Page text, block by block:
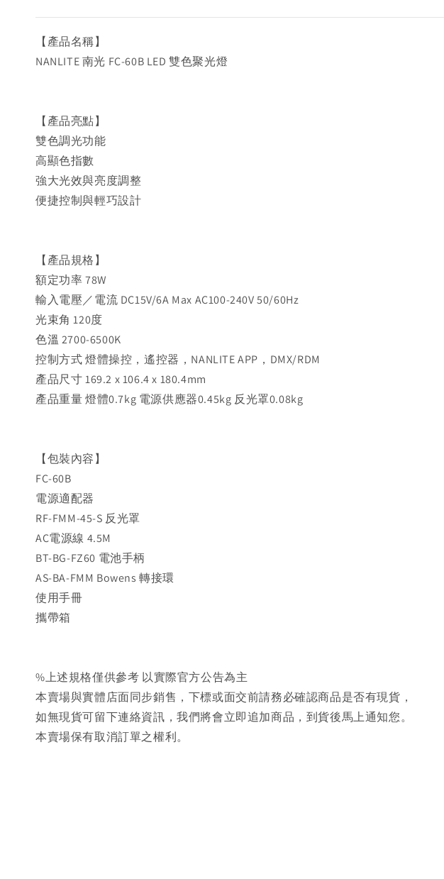
【產品名稱】
NANLITE 南光 FC-60B LED 雙色聚光燈
【產品亮點】
雙色調光功能
高顯色指數
強大光效與亮度調整
便捷控制與輕巧設計
【產品規格】
額定功率 78W
輸入電壓／電流 DC15V/6A Max AC100-240V 50/60Hz
光束角 120度
色溫 2700-6500K
控制方式 燈體操控，遙控器，NANLITE APP，DMX/RDM
產品尺寸 169.2 x 106.4 x 180.4mm
產品重量 燈體0.7kg 電源供應器0.45kg 反光罩0.08kg
【包裝內容】
FC-60B
電源適配器
RF-FMM-45-S 反光罩
AC電源線 4.5M
BT-BG-FZ60 電池手柄
AS-BA-FMM Bowens 轉接環
使用手冊
攜帶箱
%上述規格僅供參考 以實際官方公告為主
本賣場與實體店面同步銷售，下標或面交前請務必確認商品是否有現貨，
如無現貨可留下連絡資訊，我們將會立即追加商品，到貨後馬上通知您。
本賣場保有取消訂單之權利。